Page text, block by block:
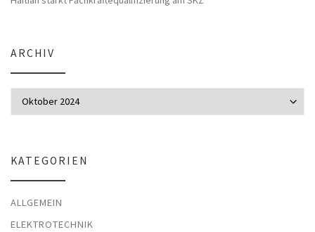
ARCHIV
KATEGORIEN
ALLGEMEIN
ELEKTROTECHNIK